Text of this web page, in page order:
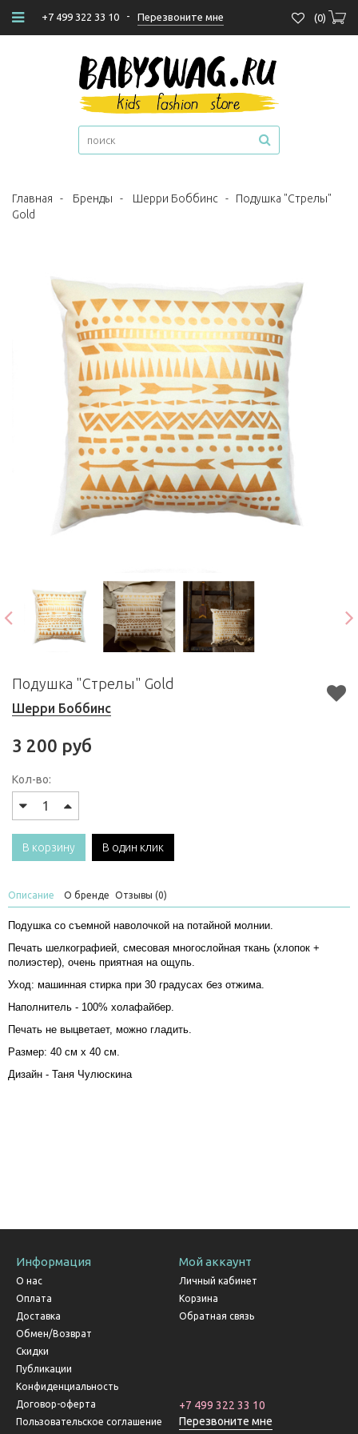
+7 499 322 33 10 - Перезвоните мне (0)
Главная - Бренды - Шерри Боббинс - Подушка "Стрелы"
Gold
Подушка "Стрелы" Gold
Шерри Боббинс
3 200 руб
Кол-во:
В корзину В один клик
Описание О бренде Отзывы (0)
Подушка со съемной наволочкой на потайной молнии.
Печать шелкографией, смесовая многослойная ткань (хлопок +
полиэстер), очень приятная на ощупь.
Уход: машинная стирка при 30 градусах без отжима.
Наполнитель - 100% холафайбер.
Печать не выцветает, можно гладить.
Размер: 40 см х 40 см.
Дизайн - Таня Чулюскина
Информация
О нас
Оплата
Доставка
Обмен/Возврат
Скидки
Публикации
Конфиденциальность
Договор-оферта
Пользовательское соглашение
Мой аккаунт
Личный кабинет
Корзина
Обратная связь
+7 499 322 33 10
Перезвоните мне